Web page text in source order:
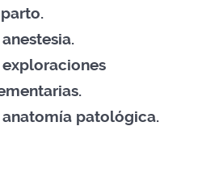
exploraciones
anatomía patológica.